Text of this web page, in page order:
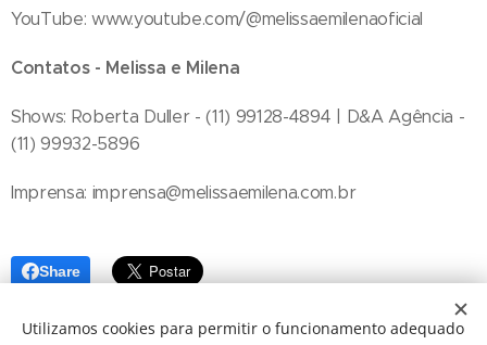
YouTube: www.youtube.com/@melissaemilenaoficial
Contatos - Melissa e Milena
Shows: Roberta Duller - (11) 99128-4894 | D&A Agência -
(11) 99932-5896
Imprensa: imprensa@melissaemilena.com.br
Share
Utilizamos cookies para permitir o funcionamento adequado